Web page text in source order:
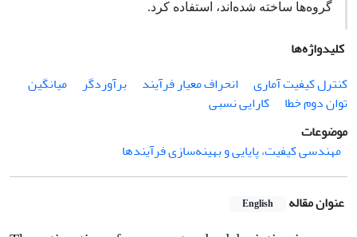
گروه‌­ها ساخته شده‌­اند، استفاده کرد.
کلیدواژه‌ها
کنترل کیفیت آماری
انحراف معیار فرآیند برآوردگر
میانگین
توان دوم خطا
کارایی نسبی
موضوعات
مهندسی کیفیت، پایایی و بهینه‌سازی فرآیندها
عنوان مقاله English